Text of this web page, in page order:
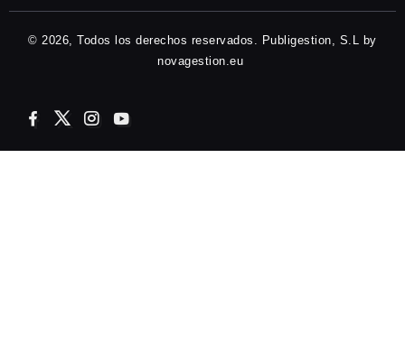
© 2026, Todos los derechos reservados. Publigestion, S.L by
novagestion.eu